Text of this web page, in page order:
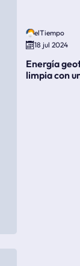
elTiempo
18 jul 2024
Energía
limpia con